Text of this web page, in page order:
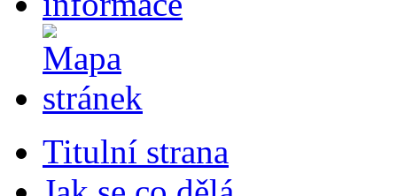
Titulní strana